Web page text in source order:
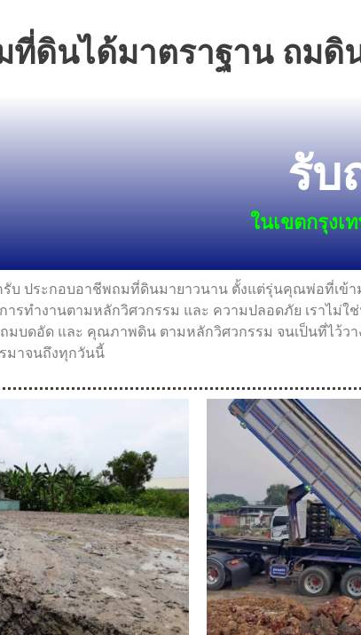
ที่ดินได้มาตราฐาน ถม
รับ
ในเขตกรุง
รับ ประกอบอาชีพถมที่ดินมายาวนาน ตั้งแต่รุ่นคุณพ่อที่เ
รทำงานตามหลักวิศวกรรม และ ความปลอดภัย เราไม่ใ
มบดอัด และ คุณภาพดิน ตามหลักวิศวกรรม จนเป็นที่ไว้ว
รมาจนถึงทุกวันนี้